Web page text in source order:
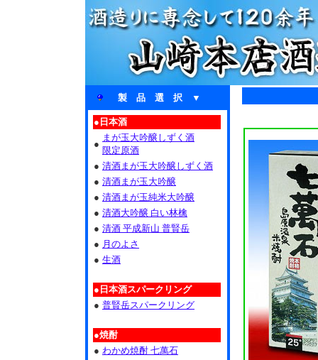
製 品 選 択 ▼
●日本酒
●
まが玉大吟醸しずく酒
限定原酒
● 清酒まが玉大吟醸しずく酒
● 清酒まが玉大吟醸
● 清酒まが玉純米大吟醸
● 清酒大吟醸 白い林檎
● 清酒 平成新山 普賢岳
● 月のよさ
● 生酒
●日本酒スパークリング
● 普賢岳スパークリング
●焼酎
● わかめ焼酎 七萬石